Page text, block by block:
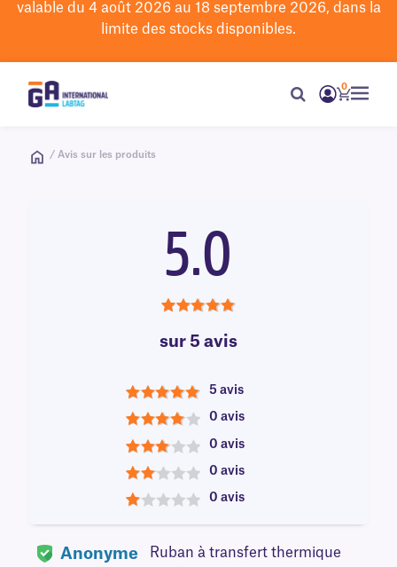
valable du 4 août 2026 au 18 septembre 2026, dans la
limite des stocks disponibles.
0
/ Avis sur les produits
5.0
sur 5 avis
5
5 avis
4
0 avis
3
0 avis
2
0 avis
0 avis
Anonyme
Ruban à transfert thermique